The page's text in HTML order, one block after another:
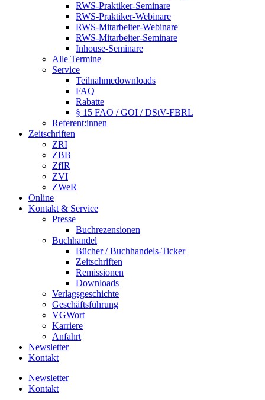
RWS-Praktiker-Seminare
RWS-Praktiker-Webinare
RWS-Mitarbeiter-Webinare
RWS-Mitarbeiter-Seminare
Inhouse-Seminare
Alle Termine
Service
Teilnahmedownloads
FAQ
Rabatte
§ 15 FAO / GOI / DStV-FBRL
Referent:innen
Zeitschriften
ZRI
ZBB
ZfIR
ZVI
ZWeR
Online
Kontakt & Service
Presse
Buchrezensionen
Buchhandel
Bücher / Buchhandels-Ticker
Zeitschriften
Remissionen
Downloads
Verlagsgeschichte
Geschäftsführung
VGWort
Karriere
Anfahrt
Newsletter
Kontakt
Newsletter
Kontakt